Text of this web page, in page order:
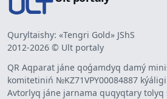
Quryltaishy: «Tengri Gold» JShS
2012-2026 © Ult portaly
QR Aqparat jáne qoǵamdyq damý
komitetiniń №KZ71VPY00084887
Avtorlyq jáne jarnama quqyqtary tolyq